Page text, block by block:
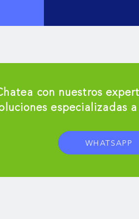
con nuestros
especializadas
WHATSAPP